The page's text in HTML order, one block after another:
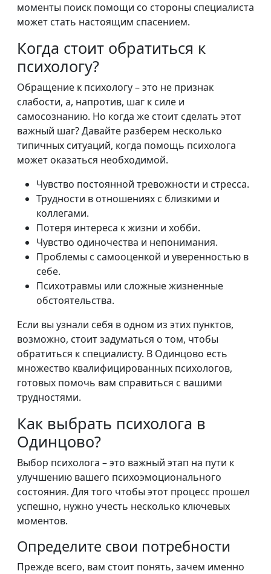
моменты поиск помощи со стороны специалиста
может стать настоящим спасением.
Когда стоит обратиться к
психологу?
Обращение к психологу – это не признак
слабости, а, напротив, шаг к силе и
самосознанию. Но когда же стоит сделать этот
важный шаг? Давайте разберем несколько
типичных ситуаций, когда помощь психолога
может оказаться необходимой.
Чувство постоянной тревожности и стресса.
Трудности в отношениях с близкими и
коллегами.
Потеря интереса к жизни и хобби.
Чувство одиночества и непонимания.
Проблемы с самооценкой и уверенностью в
себе.
Психотравмы или сложные жизненные
обстоятельства.
Если вы узнали себя в одном из этих пунктов,
возможно, стоит задуматься о том, чтобы
обратиться к специалисту. В Одинцово есть
множество квалифицированных психологов,
готовых помочь вам справиться с вашими
трудностями.
Как выбрать психолога в
Одинцово?
Выбор психолога – это важный этап на пути к
улучшению вашего психоэмоционального
состояния. Для того чтобы этот процесс прошел
успешно, нужно учесть несколько ключевых
моментов.
Определите свои потребности
Прежде всего, вам стоит понять, зачем именно